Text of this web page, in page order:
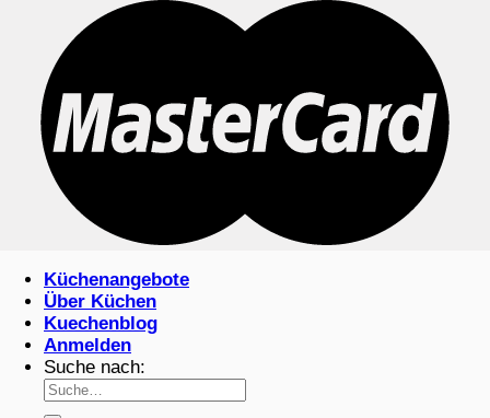
Küchenangebote
Über Küchen
Kuechenblog
Anmelden
Suche nach: